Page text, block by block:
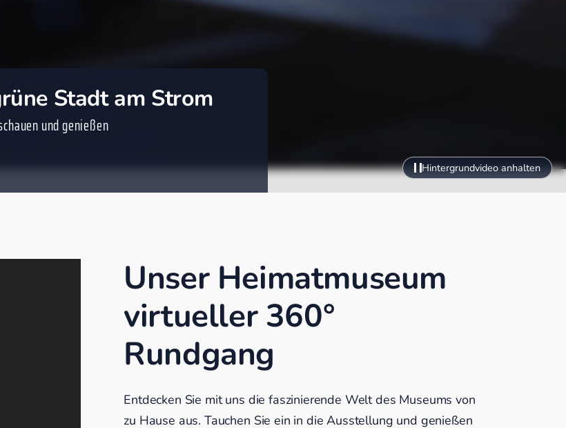
Stadt am Strom
und genießen
Hintergrundvideo anhalten
Unser Heimatmuseum
virtueller 360°
Rundgang
Entdecken Sie mit uns die faszinierende Welt des Museums von
zu Hause aus. Tauchen Sie ein in die Ausstellung und genießen